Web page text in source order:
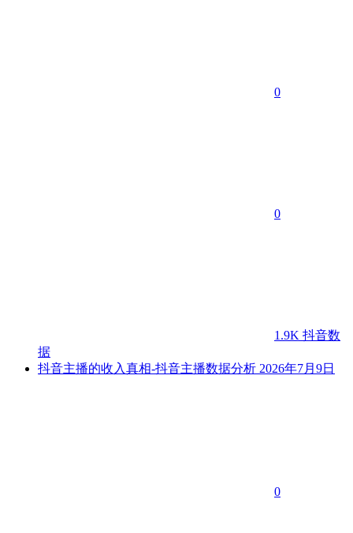
0
0
1.9K 抖音数
据
抖音主播的收入真相-抖音主播数据分析 2026年7月9日
0